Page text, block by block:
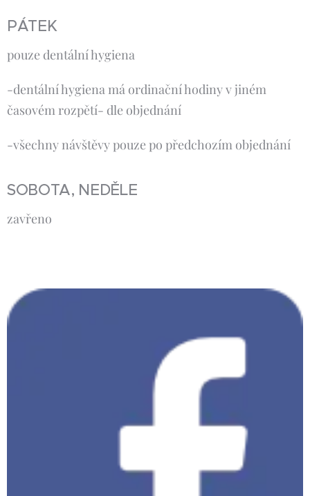
PÁTEK
pouze dentální hygiena
-dentální hygiena má ordinační hodiny v jiném
časovém rozpětí- dle objednání
-všechny návštěvy pouze po předchozím objednání
SOBOTA, NEDĚLE
zavřeno